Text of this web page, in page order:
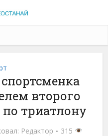
второго
триатлону
Редактор
315